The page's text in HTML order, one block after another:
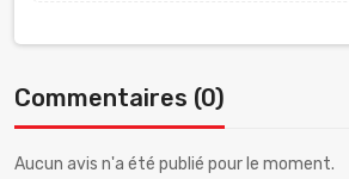
Commentaires (0)
Aucun avis n'a été publié pour le moment.